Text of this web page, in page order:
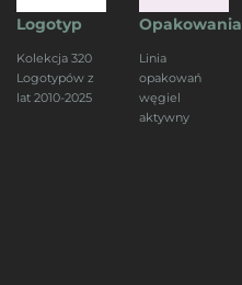
Logotyp
Kolekcja 320
Logotypów z
lat 2010-2025
Opakowania
Linia
opakowań
węgiel
aktywny